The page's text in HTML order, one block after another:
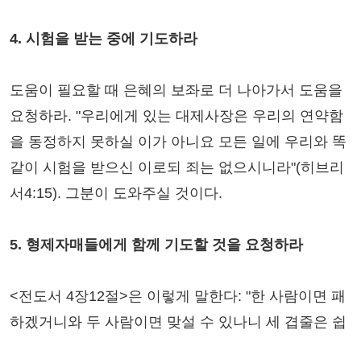
4. 시험을 받는 중에 기도하라
도움이 필요할 때 은혜의 보좌로 더 나아가서 도움을
요청하라. "우리에게 있는 대제사장은 우리의 연약함
을 동정하지 못하실 이가 아니요 모든 일에 우리와 똑
같이 시험을 받으신 이로되 죄는 없으시니라"(히브리
서4:15). 그분이 도와주실 것이다.
5. 형제자매들에게 함께 기도할 것을 요청하라
<전도서 4장12절>은 이렇게 말한다: "한 사람이면 패
하겠거니와 두 사람이면 맞설 수 있나니 세 겹줄은 쉽